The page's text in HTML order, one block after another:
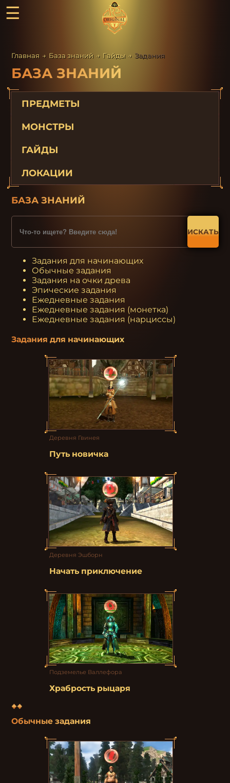
☰
Главная → База знаний → Гайды → Задания
БАЗА ЗНАНИЙ
ПРЕДМЕТЫ
МОНСТРЫ
ГАЙДЫ
ЛОКАЦИИ
БАЗА ЗНАНИЙ
ИСКАТЬ
Задания для начинающих
Обычные задания
Задания на очки древа
Эпические задания
Ежедневные задания
Ежедневные задания (монетка)
Ежедневные задания (нарциссы)
Задания для начинающих
Деревня Гвинея
Путь новичка
Деревня Эшборн
Начать приключение
Подземелье Валлефора
Храбрость рыцаря
Обычные задания